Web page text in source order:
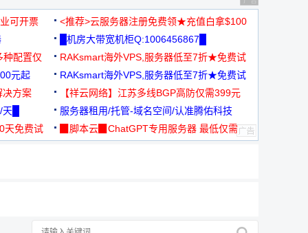
可开票
<推荐>云服务器注册免费领★充值白拿$100
█机房大带宽机柜Q:1006456867█
种配置仅
RAKsmart海外VPS,服务器低至7折★免费试
用★
元起
RAKsmart海外VPS,服务器低至7折★免费试
用★
决方案
【祥云网络】江苏多线BGP高防仅需399元
█
服务器租用/托管-域名空间/认准腾佑科技
免费试
▉脚本云▉ChatGPT专用服务器 最低仅需